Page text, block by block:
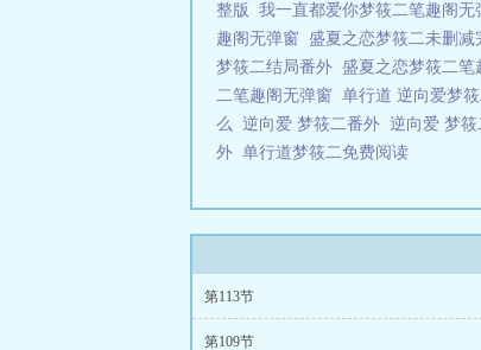
整版
我一直都爱你梦筱二笔趣阁无
趣阁无弹窗 盛夏之恋梦筱二未删减
梦筱二结局番外 盛夏之恋梦筱二笔
二笔趣阁无弹窗 单行道 逆向爱梦
么 逆向爱 梦筱二番外 逆向爱 梦筱
外 单行道梦筱二免费阅读
第113节
第109节